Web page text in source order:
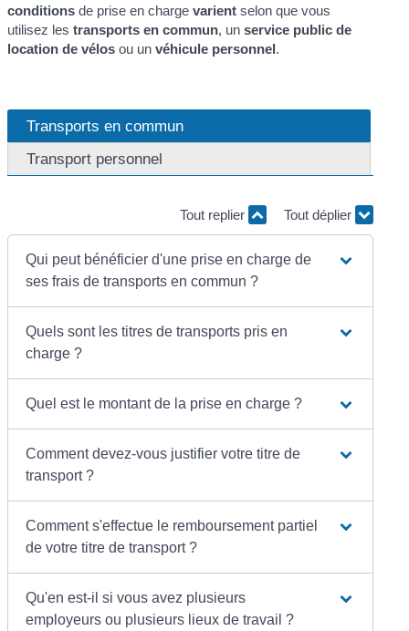
conditions de prise en chargevarient selon que vous
utilisez lestransports en commun, un service public de
location de vélos ou unvéhicule personnel.
Transports en commun
Transport personnel
Tout replier Tout déplier
Qui peut bénéficier d'une prise en charge de
ses frais de transports en commun ?
Quels sont les titres de transports pris en
charge ?
Quel est le montant de la prise en charge ?
Comment devez-vous justifier votre titre de
transport ?
Comment s'effectue le remboursement partiel
de votre titre de transport ?
Qu'en est-il si vous avez plusieurs
employeurs ou plusieurs lieux de travail ?